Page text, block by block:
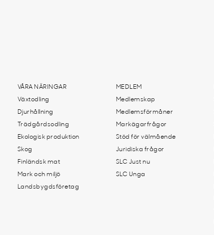
VÅRA NÄRINGAR
Växtodling
Djurhållning
Trädgårdsodling
Ekologisk produktion
Skog
Finländsk mat
Mark och miljö
Landsbygdsföretag
MEDLEM
Medlemskap
Medlemsförmåner
Markägarfrågor
Stöd för välmående
Juridiska frågor
SLC Just nu
SLC Unga